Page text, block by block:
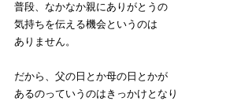
普段、なかなか親にありがとうの
気持ちを伝える機会というのは
ありません。
だから、父の日とか母の日とかが
あるのっていうのはきっかけとなり